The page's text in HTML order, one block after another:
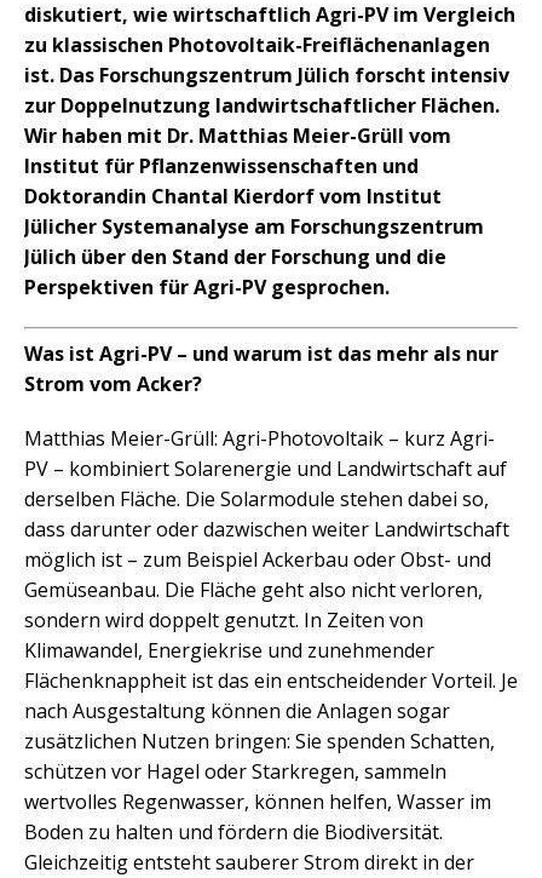
diskutiert, wie wirtschaftlich Agri-PV im Vergleich
zu klassischen Photovoltaik-Freiflächenanlagen
ist. Das Forschungszentrum Jülich forscht intensiv
zur Doppelnutzung landwirtschaftlicher Flächen.
Wir haben mit Dr. Matthias Meier-Grüll vom
Institut für Pflanzenwissenschaften und
Doktorandin Chantal Kierdorf vom Institut
Jülicher Systemanalyse am Forschungszentrum
Jülich über den Stand der Forschung und die
Perspektiven für Agri-PV gesprochen.
Was ist Agri-PV – und warum ist das mehr als nur
Strom vom Acker?
Matthias Meier-Grüll: Agri-Photovoltaik – kurz Agri-
PV – kombiniert Solarenergie und Landwirtschaft auf
derselben Fläche. Die Solarmodule stehen dabei so,
dass darunter oder dazwischen weiter Landwirtschaft
möglich ist – zum Beispiel Ackerbau oder Obst- und
Gemüseanbau. Die Fläche geht also nicht verloren,
sondern wird doppelt genutzt. In Zeiten von
Klimawandel, Energiekrise und zunehmender
Flächenknappheit ist das ein entscheidender Vorteil. Je
nach Ausgestaltung können die Anlagen sogar
zusätzlichen Nutzen bringen: Sie spenden Schatten,
schützen vor Hagel oder Starkregen, sammeln
wertvolles Regenwasser, können helfen, Wasser im
Boden zu halten und fördern die Biodiversität.
Gleichzeitig entsteht sauberer Strom direkt in der